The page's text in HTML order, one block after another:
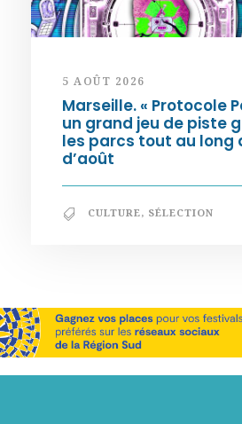
5 AOÛT 2026
Marseille. « Protocole
un grand jeu de piste
les parcs tout au long
d’août
CULTURE, SÉLECTION